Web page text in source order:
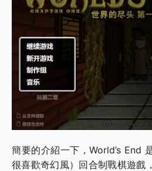
簡要的介紹一下，World’s End
很喜歡奇幻風）回合制戰棋遊戲